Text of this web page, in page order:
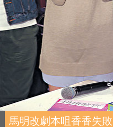
馬明改劇本咀香香失敗